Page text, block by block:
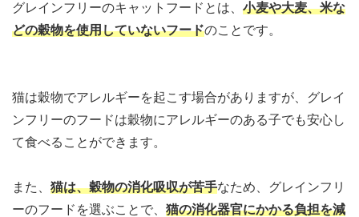
グレインフリーのキャットフードとは、 小麦や大麦、米な
どの穀物を使用していないフードのことです。
猫は穀物でアレルギーを起こす場合がありますが、グレイ
ンフリーのフードは穀物にアレルギーのある子でも安心し
て食べることができます。
また、 猫は、穀物の消化吸収が苦手なため、グレインフリ
ーのフードを選ぶことで、 猫の消化器官にかかる負担を減